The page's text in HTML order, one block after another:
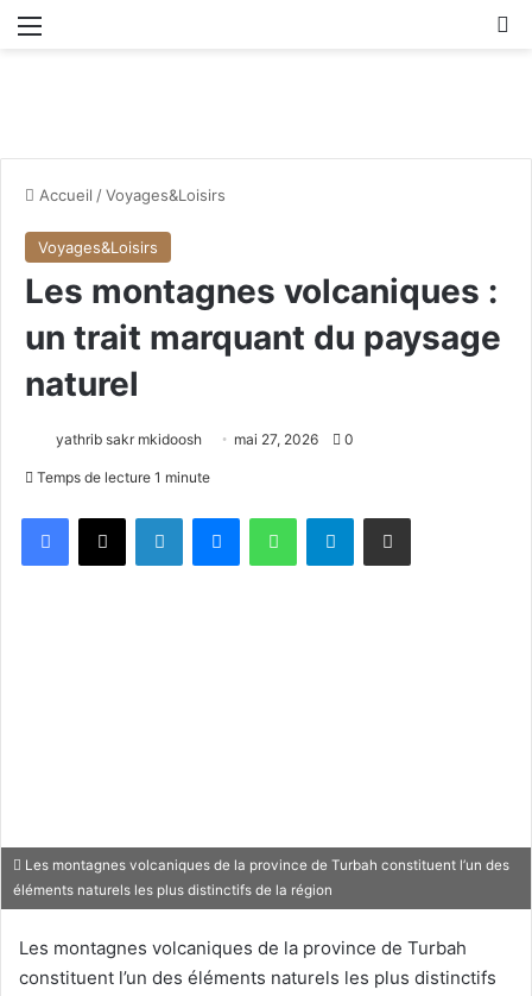
Accueil /Voyages&Loisirs
Voyages&Loisirs
Les montagnes volcaniques :
un trait marquant du paysage
naturel
yathrib sakr mkidoosh mai 27, 2026 0
Temps de lecture 1 minute
Telegram
Les montagnes volcaniques de la province de Turbah constituent l’un des
éléments naturels les plus distinctifs de la région
Les montagnes volcaniques de la province de Turbah
constituent l’un des éléments naturels les plus distinctifs